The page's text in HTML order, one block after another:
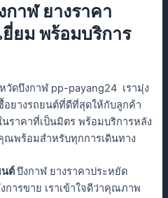
าฬ ยางราคา
ยม พร้อมบริการ
วัดบึงกาฬ pp-payang24 เรามุ่ง
ยางรถยนต์ที่ดีที่สุดให้กับลูกค้า
าคาที่เป็นมิตร พร้อมบริการหลัง
ณพร้อมสำหรับทุกการเดินทาง
นต์บึงกาฬ ยางราคาประหยัด
ารขาย เราเข้าใจดีว่าคุณภาพ